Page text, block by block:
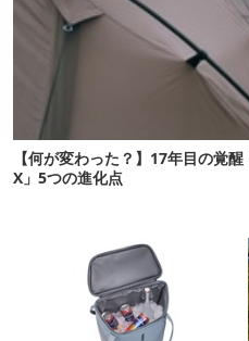
【何が変わった？】17年目の覚
X」5つの進化点